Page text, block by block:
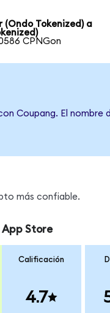
(Ondo Tokenized) a
CPNGon
Coupang. El nombre
más confiable.
App Store
Calificación
4.7